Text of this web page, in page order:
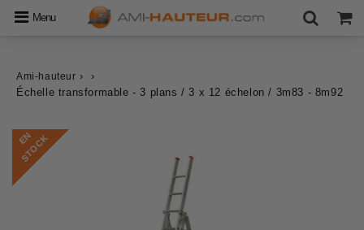
Menu
Ami-hauteur ›
›
Échelle transformable - 3 plans / 3 x 12 échelon / 3m83 - 8m92
E
N
S
T
O
C
K